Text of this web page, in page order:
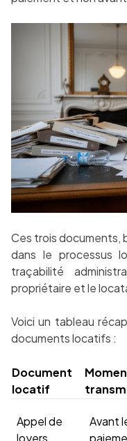
Ces trois documents,
dans le processus
traçabilité
propriétaire et le
Voici un tableau
documents locatifs :
Document
locatif
Appel de
loyers
Avant